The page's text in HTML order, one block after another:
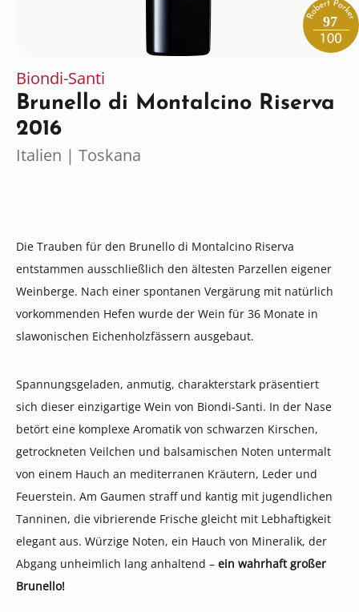
97
Biondi-Santi
Brunello di Montalcino Riserva
2016
Italien | Toskana
Die Trauben für den Brunello di Montalcino Riserva
entstammen ausschließlich den ältesten Parzellen eigener
Weinberge. Nach einer spontanen Vergärung mit natürlich
vorkommenden Hefen wurde der Wein für 36 Monate in
slawonischen Eichenholzfässern ausgebaut.
Spannungsgeladen, anmutig, charakterstark präsentiert
sich dieser einzigartige Wein von Biondi-Santi. In der Nase
betört eine komplexe Aromatik von schwarzen Kirschen,
getrockneten Veilchen und balsamischen Noten untermalt
von einem Hauch an mediterranen Kräutern, Leder und
Feuerstein. Am Gaumen straff und kantig mit jugendlichen
Tanninen, die vibrierende Frische gleicht mit Lebhaftigkeit
elegant aus. Würzige Noten, ein Hauch von Mineralik, der
Abgang unheimlich lang anhaltend – ein wahrhaft großer
Brunello!